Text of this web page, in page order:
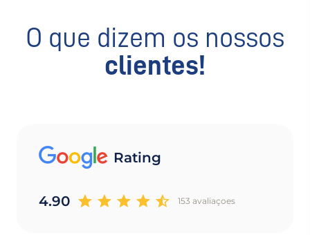
O que dizem os nossos
clientes!
Rating
4.90 153 avaliaçoes